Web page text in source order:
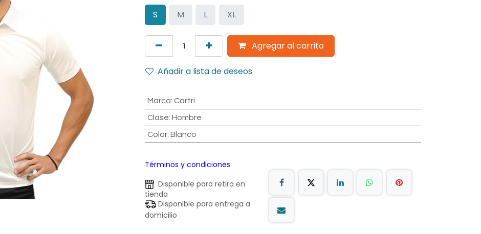
S M L XL
Agregar al carrito
Añadir a lista de deseos
Marca: Cartri
Clase: Hombre
Color: Blanco
Términos y condiciones
Disponible para retiro en
tienda
Disponible para entrega a
domicilio